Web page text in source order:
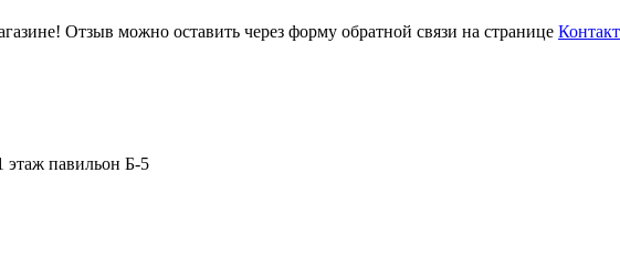
Отзыв можно оставить через форму обратной связи на странице
павильон Б-5